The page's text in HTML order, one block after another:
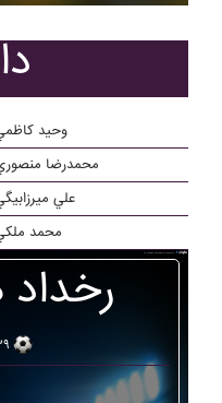
وحيد
محمدرضا
علي
محمد